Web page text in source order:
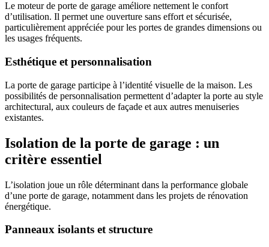
Le moteur de porte de garage améliore nettement le confort
d’utilisation. Il permet une ouverture sans effort et sécurisée,
particulièrement appréciée pour les portes de grandes dimensions ou
les usages fréquents.
Esthétique et personnalisation
La porte de garage participe à l’identité visuelle de la maison. Les
possibilités de personnalisation permettent d’adapter la porte au style
architectural, aux couleurs de façade et aux autres menuiseries
existantes.
Isolation de la porte de garage : un
critère essentiel
L’isolation joue un rôle déterminant dans la performance globale
d’une porte de garage, notamment dans les projets de rénovation
énergétique.
Panneaux isolants et structure